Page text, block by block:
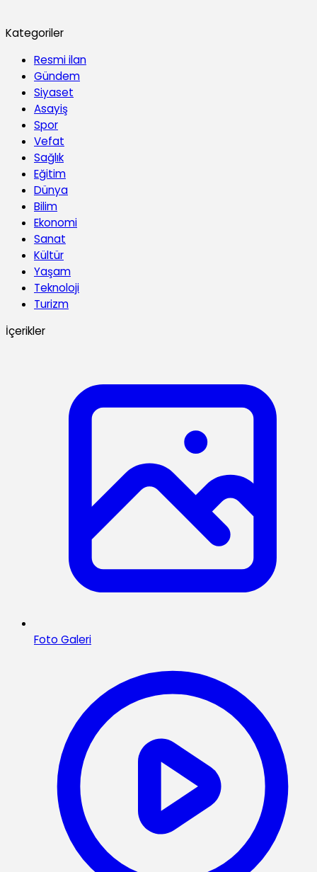
Kategoriler
Resmi ilan
Gündem
Siyaset
Asayiş
Spor
Vefat
Sağlık
Eğitim
Dünya
Bilim
Ekonomi
Sanat
Kültür
Yaşam
Teknoloji
Turizm
İçerikler
Foto Galeri